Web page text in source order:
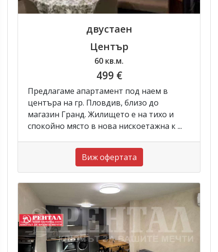
двустаен
Център
60 кв.м.
499 €
Предлагаме апартамент под наем в
центъра на гр. Пловдив, близо до
магазин Гранд. Жилището е на тихо и
спокойно място в нова нискоетажна к ...
Виж офертата